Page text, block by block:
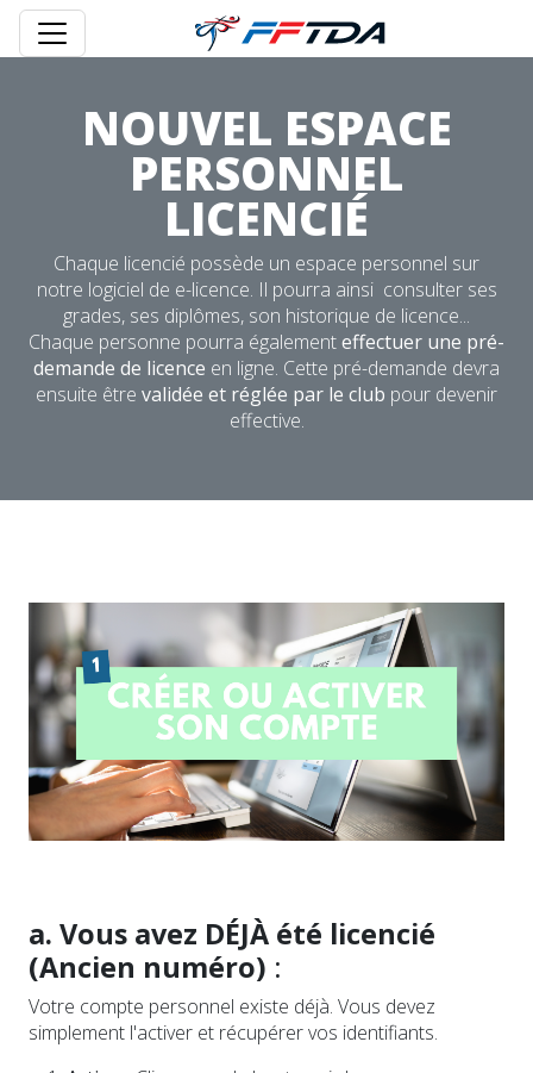
NOUVEL ESPACE
PERSONNEL
LICENCIÉ
Chaque licencié possède un espace personnel sur
notre logiciel de e-licence. Il pourra ainsi consulter ses
grades, ses diplômes, son historique de licence...
Chaque personne pourra égalementeffectuer une pré-
demande de licence en ligne. Cette pré-demande devra
ensuite être validée et réglée par le club pour devenir
effective.
a. Vous avez DÉJÀ été licencié
(Ancien numéro) :
Votre compte personnel existe déjà. Vous devez
simplement l'activer et récupérer vos identifiants.